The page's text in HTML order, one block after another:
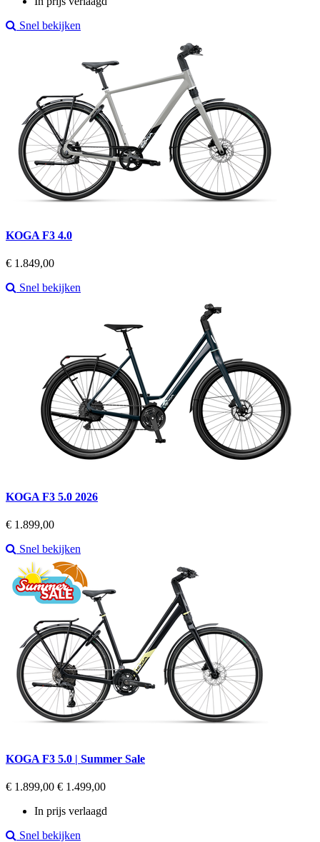
Snel bekijken
KOGA F3 4.0
Prijs
€ 1.849,00
Snel bekijken
KOGA F3 5.0 2026
Prijs
€ 1.899,00
Snel bekijken
KOGA F3 5.0 | Summer Sale
Regular
€ 1.899,00 Prijs
€ 1.499,00
In prijs verlaagd
Snel bekijken